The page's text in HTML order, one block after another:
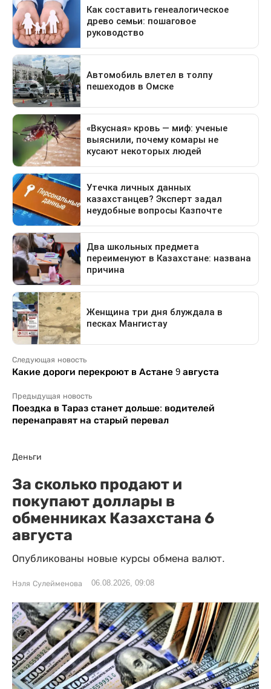
Следующая новость
Какие дороги перекроют в Астане 9 августа
Предыдущая новость
Поездка в Тараз станет дольше: водителей
перенаправят на старый перевал
Деньги
За сколько продают и
покупают доллары в
обменниках Казахстана 6
августа
Опубликованы новые курсы обмена валют.
Нэля Сулейменова 06.08.2026, 09:08